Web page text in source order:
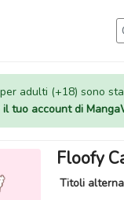
adulti (+18) sono
tuo account di
Floofy
Titoli